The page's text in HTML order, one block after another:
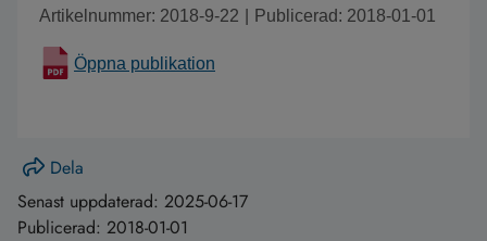
Artikelnummer: 2018-9-22 Publicerad: 2018-01-01
Öppna publikation
Dela
Senast uppdaterad: 2025-06-17
Publicerad: 2018-01-01